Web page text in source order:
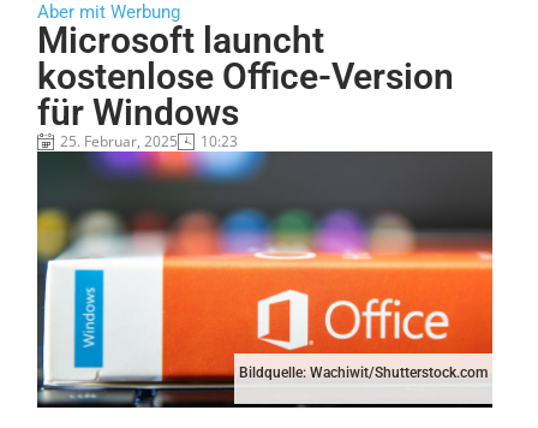
Aber mit Werbung
Microsoft launcht
kostenlose Office-Version
für Windows
25. Februar, 2025 10:23
Bildquelle: Wachiwit/Shutterstock.com